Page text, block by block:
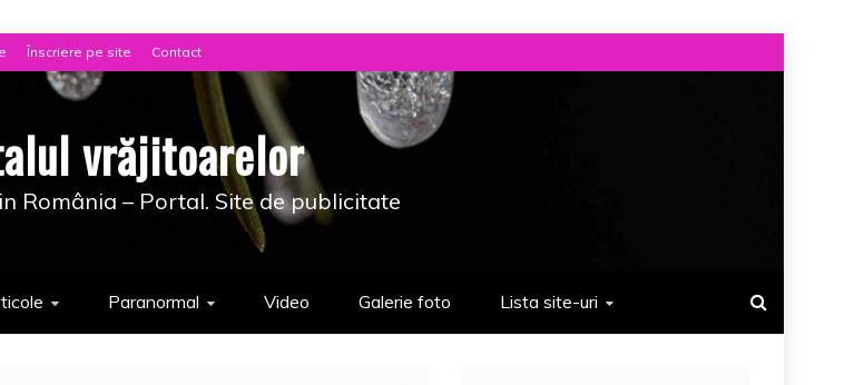
Înscriere pe site Contact
vrăjitoarelor
România – Portal. Site de publicitate
Paranormal Video Galerie foto Lista site-uri